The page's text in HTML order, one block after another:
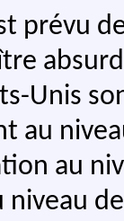
prévu
Unis
au
au
niveau